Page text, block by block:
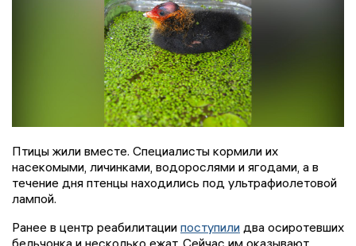
Птицы жили вместе. Специалисты кормили их
насекомыми, личинками, водорослями и ягодами, а в
течение дня птенцы находились под ультрафиолетовой
лампой.
Ранее в центр реабилитации поступили два осиротевших